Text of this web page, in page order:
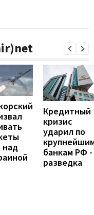
Кредитный
кризис
ударил по
банкам РФ -
разведка